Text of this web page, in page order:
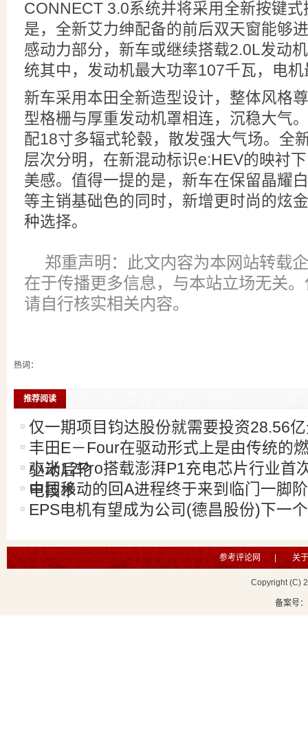
CONNECT 3.0系统并将采用全新按键
是，全新艾力绅配备的前后双天窗能够
感动力部分，新车或继续搭载2.0L发动
统其中，发动机最大功率107千瓦，电
新车采用本田全新造型设计，整体风格
型格栅与厚重发动机罩相连，沉稳大气
配18寸多辐式轮毂，散发强大气场。全
层次分明，在新混动标识e:HEV的映衬
美感。值得一提的是，新车在保留晶耀
等主销基础色的同时，新增更时尚的炫
种选择。
郑重声明：此文内容为本网站转载
在于传播更多信息，与本站立场无关
请自行核实相关内容。
热词：
推荐阅读
仅一期项目钧达股份就需要投资28.56
丰田E－Four在驱动形式上是由传统的
驱动后轮
小米12Pro搭载澎湃P1充电芯片行业首
电技术
中国移动的回A进程终于来到临门一脚
EPS电机有望成为公司(德昌股份)下一
参考评论网 | 关
Copyright (C)
备案号